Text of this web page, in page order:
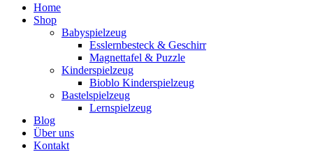
Home
Shop
Babyspielzeug
Esslernbesteck & Geschirr
Magnettafel & Puzzle
Kinderspielzeug
Bioblo Kinderspielzeug
Bastelspielzeug
Lernspielzeug
Blog
Über uns
Kontakt